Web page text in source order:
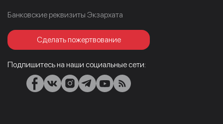
Банковские реквизиты Экзархата
Сделать пожертвование
Подпишитесь на наши социальные сети: